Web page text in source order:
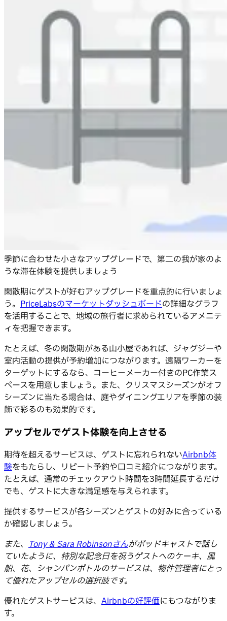
季節に合わせた小さなアップグレードで、第二の我が家のよ
うな滞在体験を提供しましょう
閑散期にゲストが好むアップグレードを重点的に行いましょ
う。 PriceLabsのマーケットダッシュボードの詳細なグラフ
を活用することで、地域の旅行者に求められているアメニテ
ィを把握できます。
たとえば、冬の閑散期がある山小屋であれば、ジャグジーや
室内活動の提供が予約増加につながります。遠隔ワーカーを
ターゲットにするなら、コーヒーメーカー付きのPC作業ス
ペースを用意しましょう。また、クリスマスシーズンがオフ
シーズンに当たる場合は、庭やダイニングエリアを季節の装
飾で彩るのも効果的です。
アップセルでゲスト体験を向上させる
期待を超えるサービスは、ゲストに忘れられないAirbnb体
験をもたらし、リピート予約や口コミ紹介につながります。
たとえば、通常のチェックアウト時間を3時間延長するだけ
でも、ゲストに大きな満足感を与えられます。
提供するサービスが各シーズンとゲストの好みに合っている
か確認しましょう。
また、 Tony & Sara Robinsonさんがポッドキャストで話し
ていたように、特別な記念日を祝うゲストへのケーキ、風
船、花、シャンパンボトルのサービスは、物件管理者にとっ
て優れたアップセルの選択肢です。
優れたゲストサービスは、 Airbnbの好評価にもつながりま
す。